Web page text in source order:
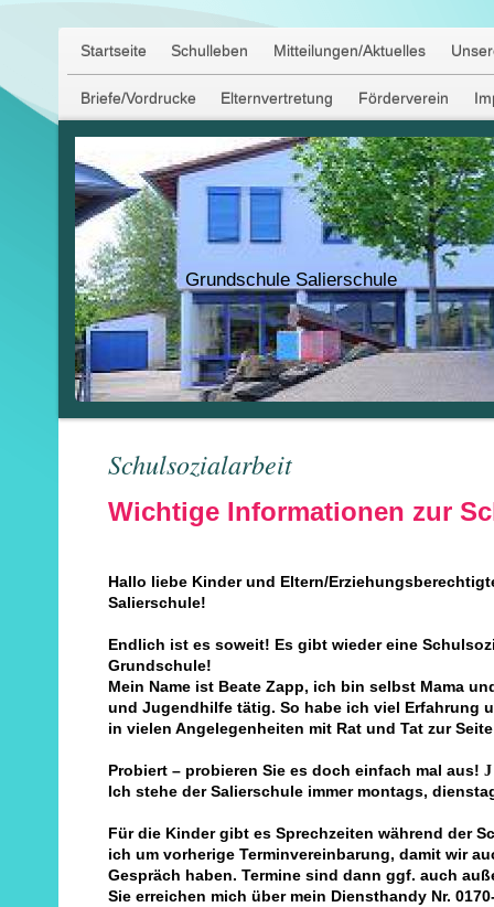
Startseite Schulleben Mitteilungen/Aktuelles
Briefe/Vordrucke Elternvertretung Förderverein
Grundschule Salierschule
Schulsozialarbeit
Wichtige Informationen zur
Hallo liebe Kinder und Eltern/
Salierschule!
Endlich ist es soweit! Es gibt wieder eine
Grundschule!
Mein Name ist Beate Zapp, ich bin selbst Mama
und Jugendhilfe tätig. So habe ich viel Erfahrung
in vielen Angelegenheiten mit Rat und Tat zur
Probiert – probieren Sie es doch einfach mal aus! J
Ich stehe der Salierschule immer montags,
Für die Kinder gibt es Sprechzeiten während der
ich um vorherige Terminvereinbarung, damit wir
Gespräch haben. Termine sind dann ggf. auch
Sie erreichen mich über mein Diensthandy Nr.